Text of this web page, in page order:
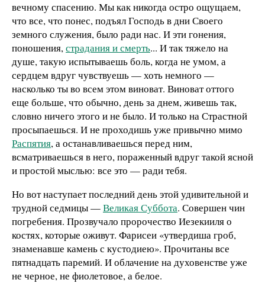
вечному спасению. Мы как никогда остро ощущаем,
что все, что понес, подъял Господь в дни Своего
земного служения, было ради нас. И эти гонения,
поношения,страдания и смерть... И так тяжело на
душе, такую испытываешь боль, когда не умом, а
сердцем вдруг чувствуешь — хоть немного —
насколько ты во всем этом виноват. Виноват оттого
еще больше, что обычно, день за днем, живешь так,
словно ничего этого и не было. И только на Страстной
просыпаешься. И не проходишь уже привычно мимо
Распятия, а останавливаешься перед ним,
всматриваешься в него, пораженный вдруг такой ясной
и простой мыслью: все это — ради тебя.
Но вот наступает последний день этой удивительной и
трудной седмицы —Великая Суббота. Совершен чин
погребения. Прозвучало пророчество Иезекииля о
костях, которые оживут. Фарисеи «утвердиша гроб,
знаменавше камень с кустодиею». Прочитаны все
пятнадцать паремий. И облачение на духовенстве уже
не черное, не фиолетовое, а белое.